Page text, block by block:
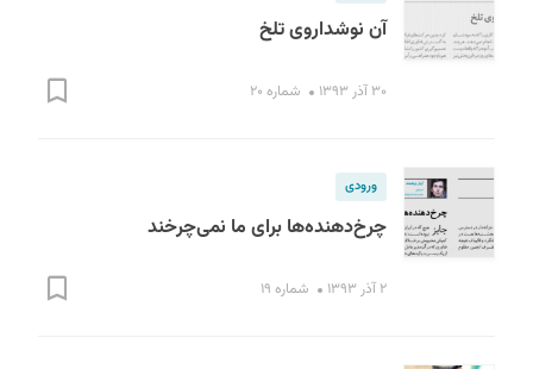
آن نوشداروی تلخ
۳۰ آذر ۱۳۹۳ شماره ۲۰
ورودی
چرخ‌دهنده‌ها برای ما نمی‌چرخند
۲ آذر ۱۳۹۳ شماره ۱۹